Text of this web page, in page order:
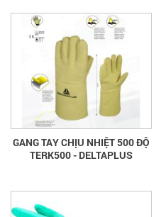
GANG TAY CHỊU NHIỆT 500 ĐỘ
TERK500 - DELTAPLUS